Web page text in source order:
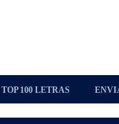
TOP 100 LETRAS